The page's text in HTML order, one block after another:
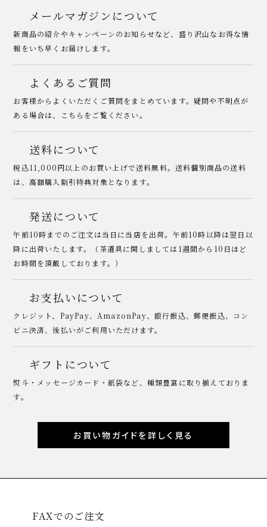
メールマガジンについて
新商品の紹介やキャンペーンのお知らせなど、盛り沢山なお得な情
報をいち早くお届けします。
よくあるご質問
お客様からよくいただくご質問をまとめています。疑問や不明点が
ある場合は、こちらをご覧ください。
送料について
税込11,000円以上のお買い上げで送料無料。送料個別商品の送料
は、高額購入割引特典対象となります。
発送について
午前10時までのご注文は当日に当店を出荷。午前10時以降は翌日以
降に出荷いたします。（茶道具に関しましては1週間から10日ほど
お時間を頂戴しております。）
お支払いについて
クレジット、PayPay、AmazonPay、銀行振込、郵便振込、コン
ビニ決済、後払いがご利用いただけます。
ギフトについて
熨斗・メッセージカード・紙袋など、種類豊富に取り揃えておりま
す。
お買い物ガイドを詳しく見る
FAXでのご注文